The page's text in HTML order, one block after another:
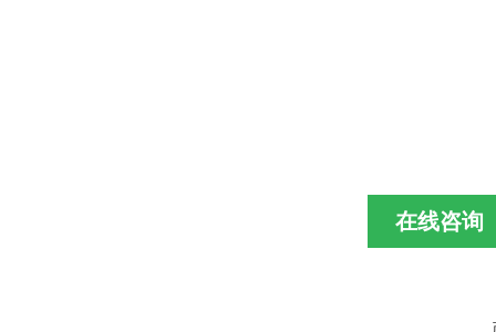
在线咨询